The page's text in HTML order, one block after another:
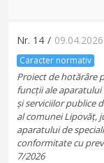
Nr. 14 / 09.04.2026
Caracter normativ
Proiect de hotărâre
funcții ale
și serviciilor publice
al comunei Lipovăț,
aparatului de
conformitate cu
7/2026